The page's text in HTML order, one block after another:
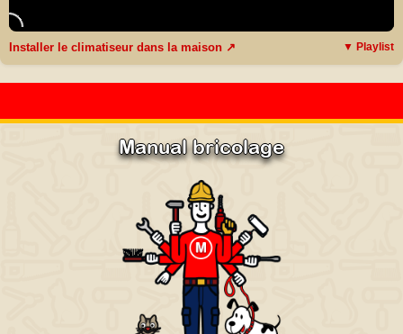
Installer le climatiseur dans la maison ↗ ▼ Playlist
Manual bricolage